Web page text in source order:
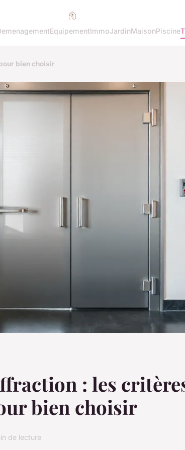
EquipementImmoJardinMaisonPiscine
bien choisir
: les
bien choisir
de lecture